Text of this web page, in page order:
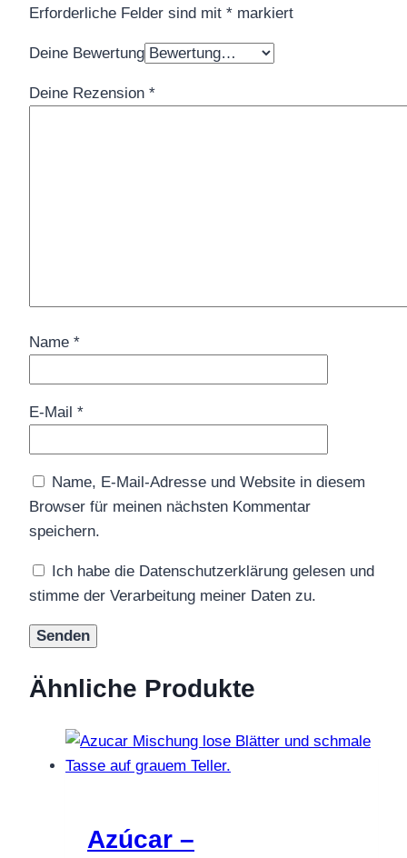
Erforderliche Felder sind mit * markiert
Deine Bewertung
Deine Rezension *
Name *
E-Mail *
Name, E-Mail-Adresse und Website in diesem
Browser für meinen nächsten Kommentar
speichern.
Ich habe die Datenschutzerklärung gelesen und
stimme der Verarbeitung meiner Daten zu.
Ähnliche Produkte
Azúcar –